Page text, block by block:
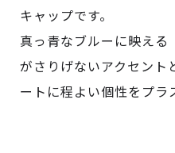
キャップです。
真っ青なブルーに映え
がさりげないアクセント
ートに程よい個性をプラ